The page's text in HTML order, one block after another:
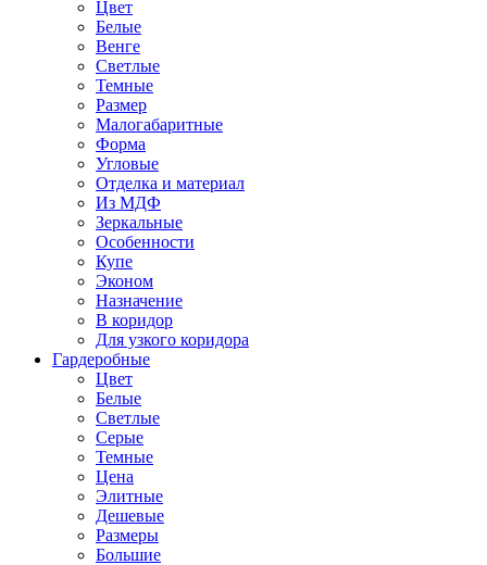
Цвет
Белые
Венге
Светлые
Темные
Размер
Малогабаритные
Форма
Угловые
Отделка и материал
Из МДФ
Зеркальные
Особенности
Купе
Эконом
Назначение
В коридор
Для узкого коридора
Гардеробные
Цвет
Белые
Светлые
Серые
Темные
Цена
Элитные
Дешевые
Размеры
Большие